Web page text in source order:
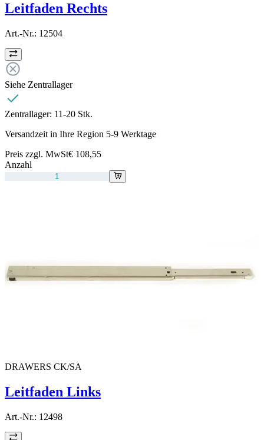
Leitfaden Rechts
Art.-Nr.: 12504
Siehe Zentrallager
Zentrallager: 11-20 Stk.
Versandzeit in Ihre Region 5-9 Werktage
Preis zzgl. MwSt€ 108,55
Anzahl
DRAWERS CK/SA
Leitfaden Links
Art.-Nr.: 12498